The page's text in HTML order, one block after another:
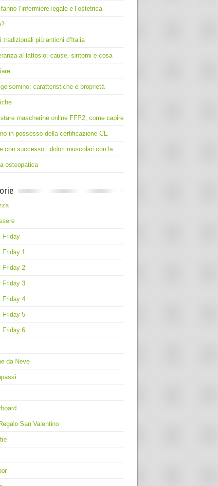
l’infermiere legale e l’ostetrica
tradizionali più antichi d’Italia
al lattosio: cause, sintomi e cosa
caratteristiche e proprietà
mascherine online FFP2, come capire
in possesso della certificazione CE
con successo i dolori muscolari con la
osteopatica
Friday
Friday 1
Friday 2
Friday 3
Friday 4
Friday 5
Friday 6
da Neve
San Valentino